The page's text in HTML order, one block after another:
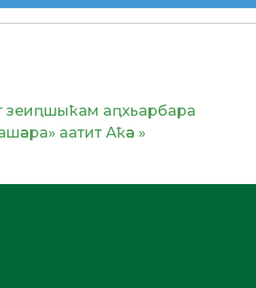
зеиԥшыҟам аԥхьарбара
аатит Аҟәа »